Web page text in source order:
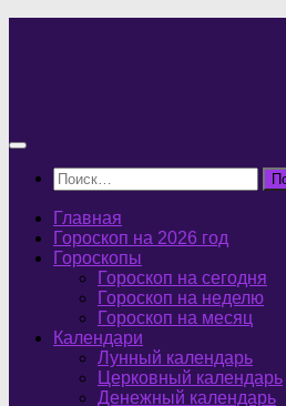
Найти:
Главная
Гороскоп на 2026 год
Гороскопы
Гороскоп на сегодня
Гороскоп на неделю
Гороскоп на месяц
Календари
Лунный календарь
Церковный календарь
Денежный календарь